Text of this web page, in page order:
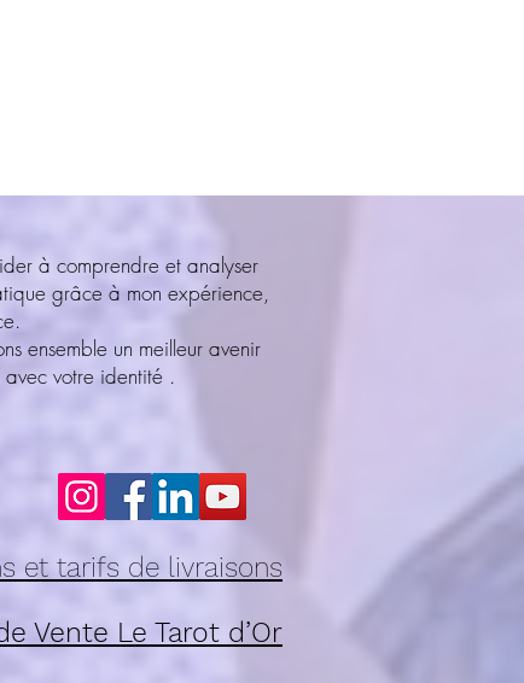
à comprendre et analyser
grâce à mon expérience,
ensemble un meilleur avenir
votre identité .
et tarifs de livraisons
Vente Le Tarot d’Or